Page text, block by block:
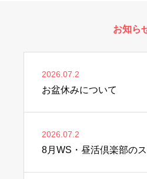
お知ら
2026.07.2
お盆休みについて
2026.07.2